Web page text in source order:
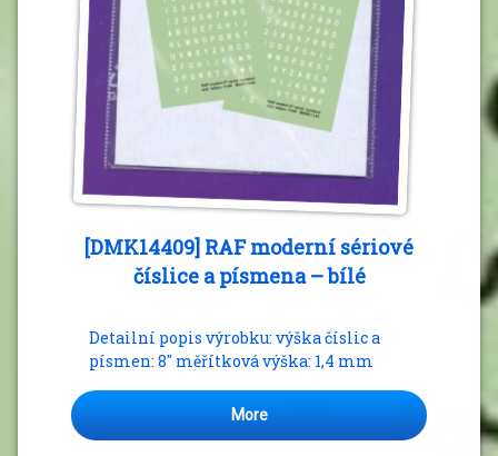
[DMK14409] RAF moderní sériové
číslice a písmena – bílé
Detailní popis výrobku: výška číslic a
písmen: 8″ měřítková výška: 1,4 mm
More